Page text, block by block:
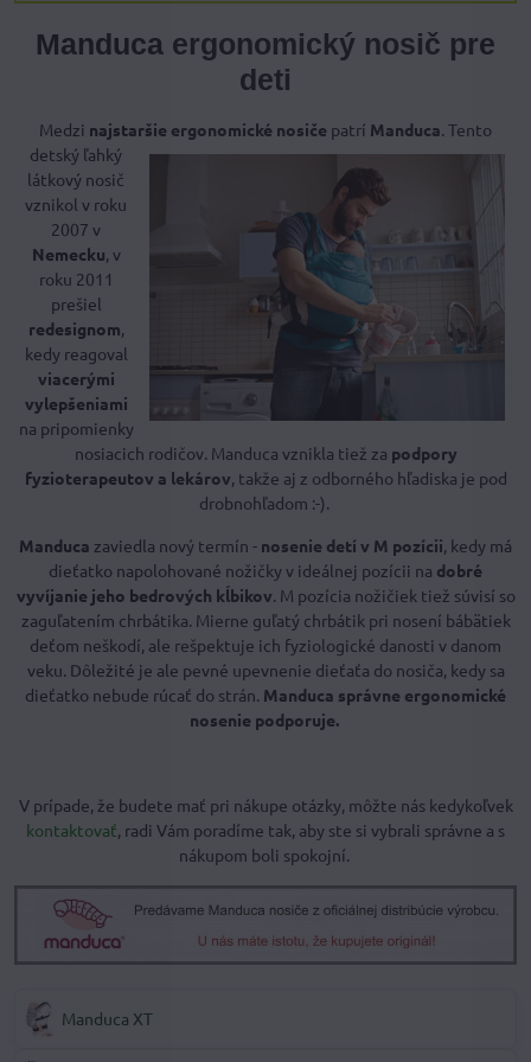
Manduca ergonomický nosič pre
deti
Medzi najstaršie ergonomické nosiče patrí Manduca. Tento
detský ľahký
látkový nosič
vznikol v roku
2007 v
Nemecku, v
roku 2011
prešiel
redesignom,
kedy reagoval
viacerými
vylepšeniami
na pripomienky
nosiacich rodičov. Manduca vznikla tiež za podpory
fyzioterapeutov a lekárov, takže aj z odborného hľadiska je pod
drobnohľadom :-).
Manduca zaviedla nový termín - nosenie detí v M pozícii, kedy má
dieťatko napolohované nožičky v ideálnej pozícii na dobré
vyvíjanie jeho bedrových kĺbikov. M pozícia nožičiek tiež súvisí so
zaguľatením chrbátika. Mierne guľatý chrbátik pri nosení bábätiek
deťom neškodí, ale rešpektuje ich fyziologické danosti v danom
veku. Dôležité je ale pevné upevnenie dieťaťa do nosiča, kedy sa
dieťatko nebude rúcať do strán. Manduca správne ergonomické
nosenie podporuje.
V prípade, že budete mať pri nákupe otázky, môžte nás kedykoľvek
kontaktovať, radi Vám poradíme tak, aby ste si vybrali správne a s
nákupom boli spokojní.
Manduca XT